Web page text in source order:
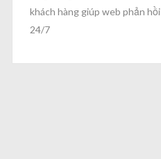
khách hàng giúp web phản hồi
24/7